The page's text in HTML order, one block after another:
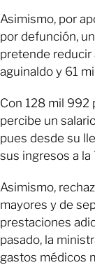
Asimismo, por
por defunción,
pretende reducir
aguinaldo y 61
Con 128 mil 992
percibe un
pues desde su
sus ingresos a la
Asimismo,
mayores y de
prestaciones
pasado, la
gastos médicos